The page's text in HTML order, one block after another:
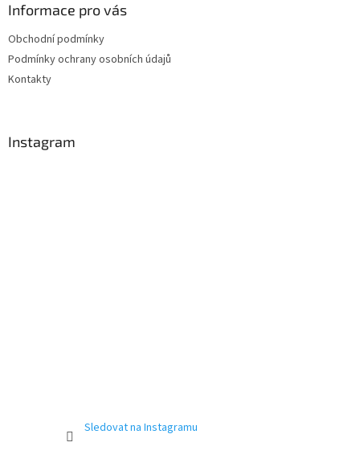
Informace pro vás
Obchodní podmínky
Podmínky ochrany osobních údajů
Kontakty
Instagram
Sledovat na Instagramu